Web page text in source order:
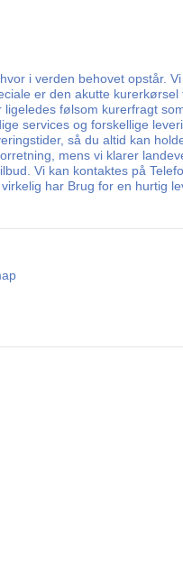
i verden behovet opstår.
er den akutte kurerkørsel
følsom kurerfragt
services og forskellige
så du altid kan
mens vi klarer
Vi kan kontaktes på
har Brug for en hurtig